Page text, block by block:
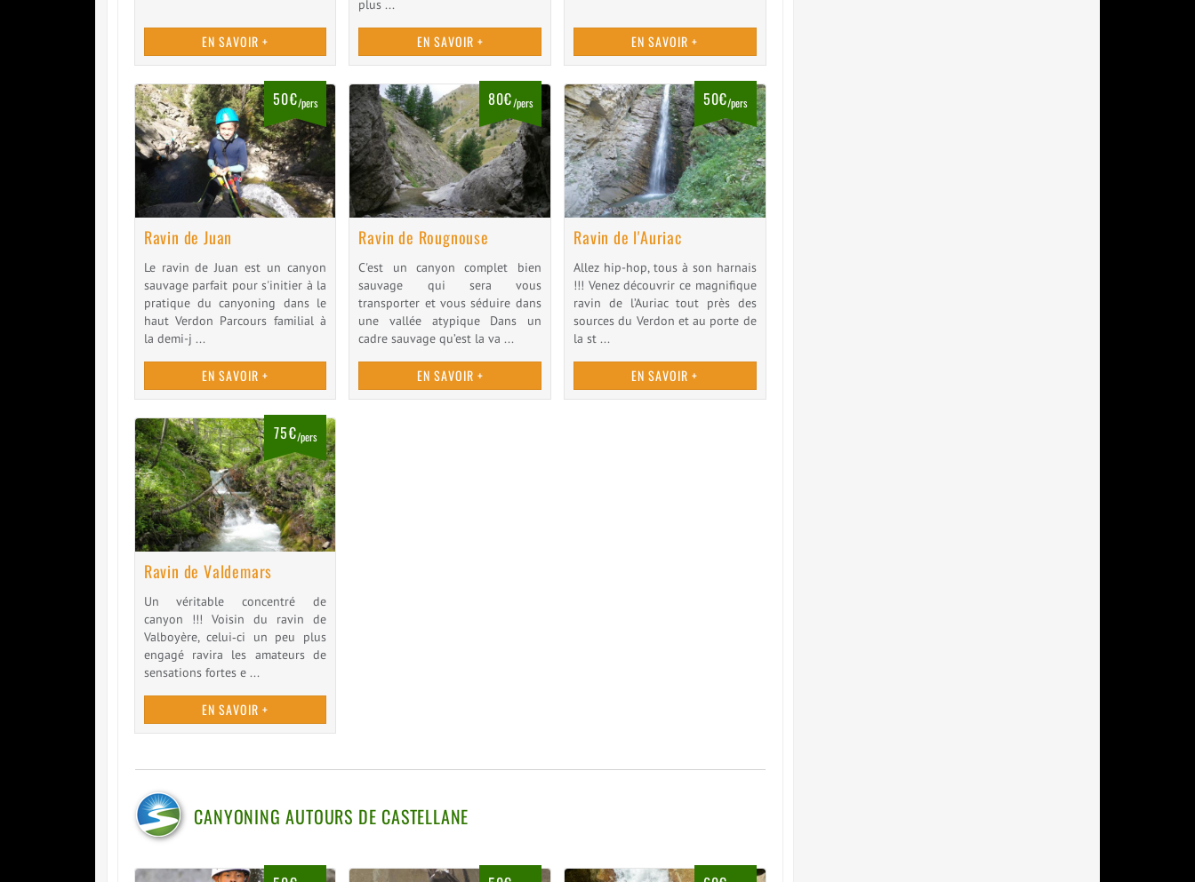
EN SAVOIR +
plus ...
EN SAVOIR + EN SAVOIR +
50€/pers
Ravin de Juan
Le ravin de Juan est un canyon
sauvage parfait pour s'initier à la
pratique du canyoning dans le
haut Verdon Parcours familial à
la demi-j ...
EN SAVOIR +
80€/pers
Ravin de Rougnouse
C'est un canyon complet bien
sauvage qui sera vous
transporter et vous séduire dans
une vallée atypique Dans un
cadre sauvage qu’est la va ...
EN SAVOIR +
50€/pers
Ravin de l'Auriac
Allez hip-hop, tous à son harnais
!!! Venez découvrir ce magnifique
ravin de l’Auriac tout près des
sources du Verdon et au porte de
la st ...
EN SAVOIR +
75€/pers
Ravin de Valdemars
Un véritable concentré de
canyon !!! Voisin du ravin de
Valboyère, celui­‐ci un peu plus
engagé ravira les amateurs de
sensations fortes e ...
EN SAVOIR +
CANYONING AUTOURS DE CASTELLANE